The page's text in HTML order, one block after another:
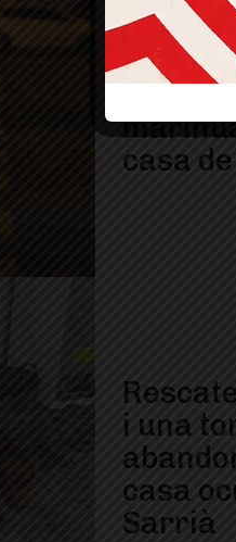
casa
i una
casa
Sarrià